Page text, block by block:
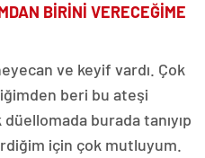
BİRİNİ VERECEĞİME
ve keyif vardı. Çok
beri bu ateşi
burada tanıyıp
için çok mutluyum.